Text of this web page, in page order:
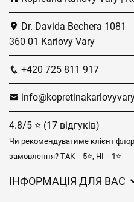
Dr. Davida Bechera 1081
360 01 Karlovy Vary
+420 725 811 917
4.8/5 ⭐ (17 відгуків)
Чи рекомендуватиме клієнт
замовлення? ТАК = 5⭐, НІ = 1⭐
ІНФОРМАЦІЯ ДЛЯ ВАС